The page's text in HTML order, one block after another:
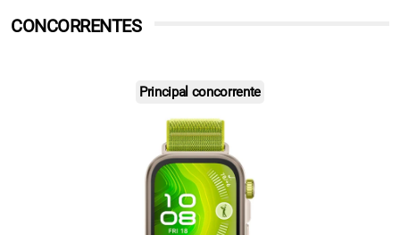
CONCORRENTES
Principal concorrente